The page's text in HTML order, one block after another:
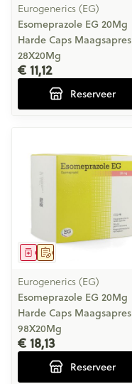
Eurogenerics (EG)
Esomeprazole EG 20Mg
Harde Caps Maagsapres
28X20Mg
€ 11,12
Reserveer
Op voorschrift
Geneesmiddel
Eurogenerics (EG)
Esomeprazole EG 20Mg
Harde Caps Maagsapres
98X20Mg
€ 18,13
Reserveer